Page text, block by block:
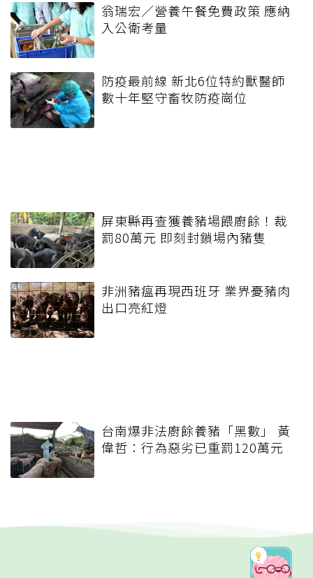
翁瑞宏／營養午餐免費政策 應納
入公衛考量
防疫最前線 新北6位特約獸醫師
數十年堅守畜牧防疫崗位
屏東縣再查獲養豬場餵廚餘！裁
罰80萬元 即刻封鎖場內豬隻
非洲豬瘟再現西班牙 業界憂豬肉
出口亮紅燈
台南爆非法廚餘養豬「黑數」 黃
偉哲：行為惡劣已重罰120萬元